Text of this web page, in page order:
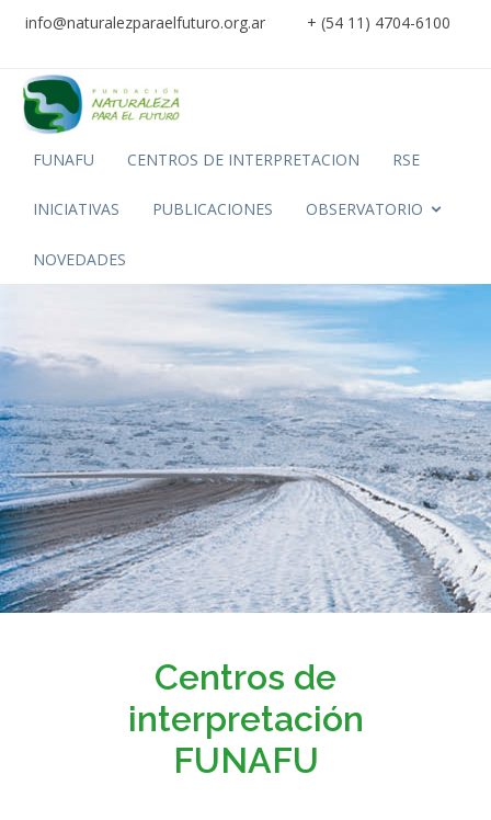
info@naturalezparaelfuturo.org.ar + (54 11) 4704-6100
FUNAFU CENTROS DE INTERPRETACION RSE
INICIATIVAS PUBLICACIONES OBSERVATORIO
NOVEDADES
Centros de
interpretación
FUNAFU